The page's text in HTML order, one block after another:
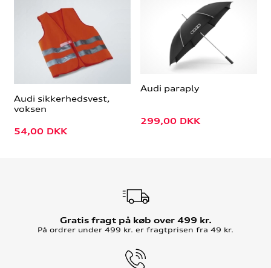
Audi sikkerhedsvest,
voksen
54,00 DKK
Audi paraply
299,00 DKK
Gratis fragt på køb over 499 kr.
På ordrer under 499 kr. er fragtprisen fra 49 kr.